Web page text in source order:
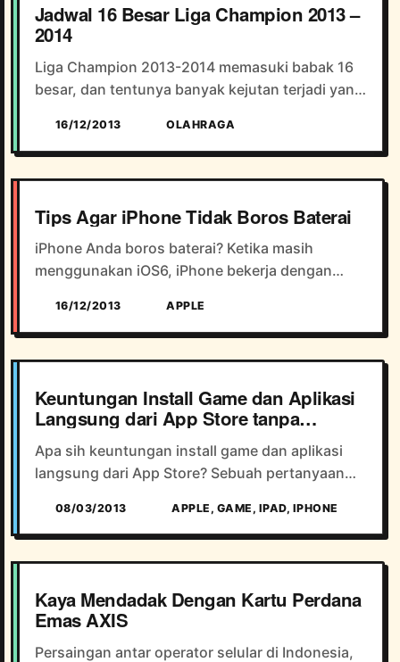
Jadwal 16 Besar Liga Champion 2013 –
2014
Liga Champion 2013-2014 memasuki babak 16
besar, dan tentunya banyak kejutan terjadi yang
ditonton. Arsenal yang kini sedang berada di
posisi 1 Liga I...
16/12/2013 OLAHRAGA
Tips Agar iPhone Tidak Boros Baterai
iPhone Anda boros baterai? Ketika masih
menggunakan iOS6, iPhone bekerja dengan
masalah seringkali muncul, yakni baterai jadi
boros dan tentunya iPhone ...
16/12/2013 APPLE
Keuntungan Install Game dan Aplikasi
Langsung dari App Store tanpa
Apa sih keuntungan install game dan aplikasi
langsung dari App Store? Sebuah pertanyaan
dijawab, terutama bagi Anda pengguna iPhone,
iPod ataupun iPad. ...
08/03/2013 APPLE, GAME, IPAD, IPHONE
Kaya Mendadak Dengan Kartu Perdana
Emas AXIS
Persaingan antar operator selular di Indonesia,